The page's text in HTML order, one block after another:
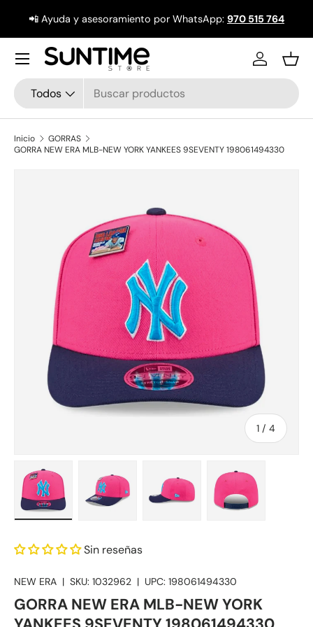
Ir al contenido
📲 Ayuda y asesoramiento por WhatsApp: 970 515 764
Buscar
Tipo de producto
Todos
Iniciar
Menú
Inicio
GORRAS
GORRA NEW ERA MLB-NEW YORK YANKEES 9SEVENTY 198061494330
1 / de
4
Sin reseñas
NEW ERA | SKU: 1032962 | UPC: 198061494330
GORRA NEW ERA MLB-NEW YORK